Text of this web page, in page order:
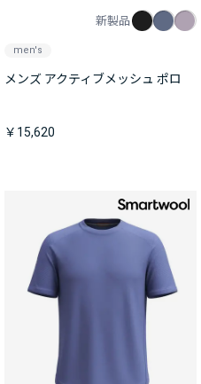
新製品
men's
メンズ アクティブメッシュ ポロ
￥15,620